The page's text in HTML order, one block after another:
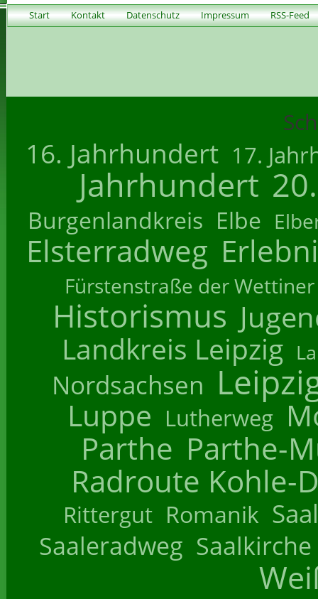
Start Kontakt Datenschutz Impressum RSS-Feed
16. Jahrhundert 17.
Jahrhundert
Burgenlandkreis Elbe
Elsterradweg
Fürstenstraße der Wettiner
Historismus
Landkreis Leipzig
Nordsachsen
Luppe Lutherweg
Parthe Parthe-
Radroute Kohle-
Rittergut Romanik
Saaleradweg Saalkirche